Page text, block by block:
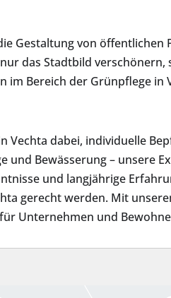
Gestaltung von
das Stadtbild
Bereich der Grünpflege
dabei, individuelle
und Bewässerung – unsere
und langjährige
gerecht werden. Mit
Unternehmen und